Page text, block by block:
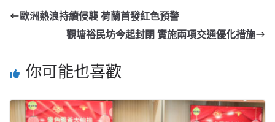
歐洲熱浪持續侵襲 荷蘭首發紅色預警
觀塘裕民坊今起封閉 實施兩項交通優化措施
你可能也喜歡